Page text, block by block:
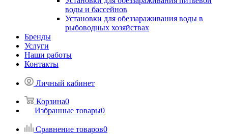
воды и бассейнов
Установки для обеззараживания воды в
рыбоводных хозяйствах
Бренды
Услуги
Наши работы
Контакты
Личный кабинет
Корзина0
Избранные товары0
Сравнение товаров0